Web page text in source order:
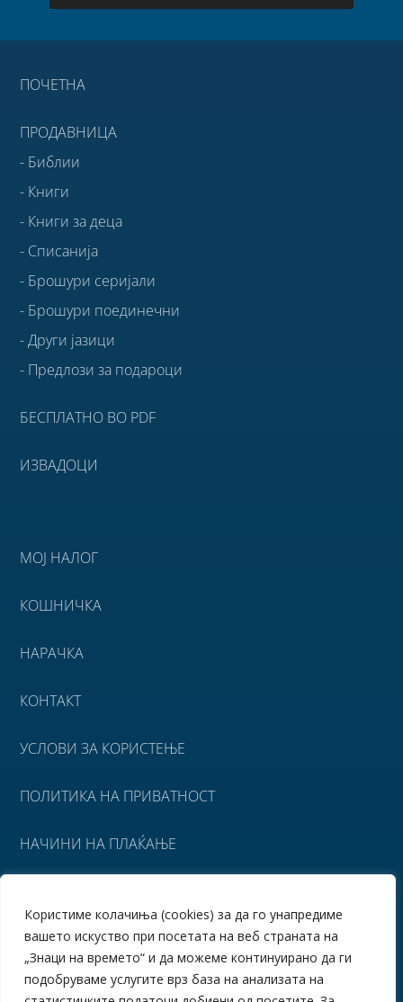
Користиме колачиња (cookies) за да го унапредиме
вашето искуство при посетата на веб страната на
„Знаци на времето“ и да можеме континуирано да ги
подобруваме услугите врз база на анализата на
ПОЧЕТНА
ПРОДАВНИЦА
- Библии
- Книги
- Книги за деца
- Списанија
- Брошури серијали
- Брошури поединечни
- Други јазици
- Предлози за подароци
БЕСПЛАТНО ВО PDF
ИЗВАДОЦИ
МОЈ НАЛОГ
КОШНИЧКА
НАРАЧКА
КОНТАКТ
УСЛОВИ ЗА КОРИСТЕЊЕ
ПОЛИТИКА НА ПРИВАТНОСТ
НАЧИНИ НА ПЛАЌАЊЕ
ПОВРАТ НА СРЕДСТВА